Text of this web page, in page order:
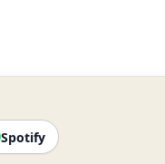
Spotify